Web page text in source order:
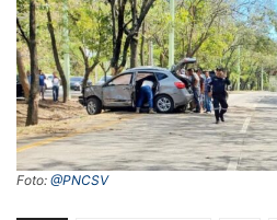
Foto: @PNCSV